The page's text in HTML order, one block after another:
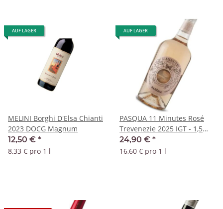
AUF LAGER
MELINI Borghi D'Elsa Chianti
2023 DOCG Magnum
12,50 € *
8,33 € pro 1 l
AUF LAGER
PASQUA 11 Minutes Rosé
Trevenezie 2025 IGT - 1,5
Liter Magnum
24,90 € *
16,60 € pro 1 l